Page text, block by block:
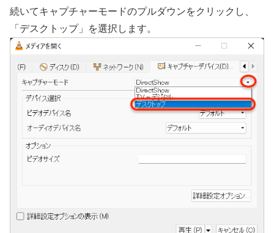
続いてキャプチャーモードのプルダウンをクリックし、
「デスクトップ」を選択します。